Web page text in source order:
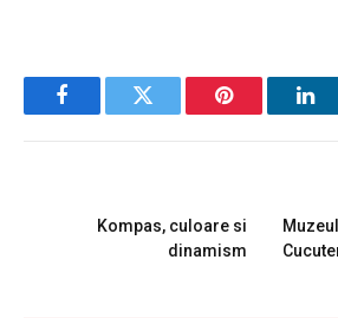
FacebookTwitter Pinterest
Kompas, culoare si
dinamism